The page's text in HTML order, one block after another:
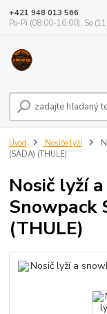
+421 948 013 566
Po-Pi (08:00-16:00), So
Úvod Nosiče lyží
(SADA) (THULE)
Nosič lyží
Snowpack
(THULE)